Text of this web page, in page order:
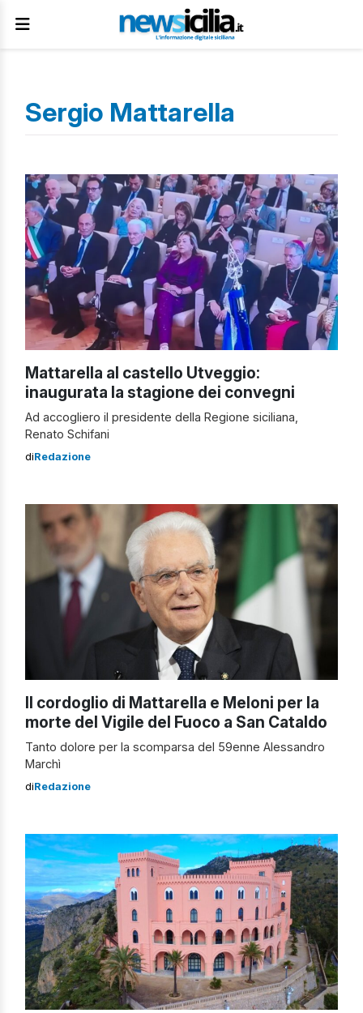
Sergio Mattarella
Mattarella al castello Utveggio:
inaugurata la stagione dei convegni
Ad accogliero il presidente della Regione siciliana,
Renato Schifani
diRedazione
Il cordoglio di Mattarella e Meloni per la
morte del Vigile del Fuoco a San Cataldo
Tanto dolore per la scomparsa del 59enne Alessandro
Marchì
diRedazione